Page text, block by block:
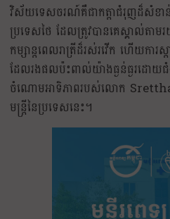
វិស័យទេសចរណ៍គឺជាកត្តាជំរុញដ៏សំខាន់
ប្រទេសថៃ ដែលត្រូវបានគេស្គាល់តាម
កម្សាន្តពេលរាត្រីដ៏រស់រវើក ហើយការ
ដែលរងផលប៉ះពាល់យ៉ាងធ្ងន់ធ្ងរដោយជំ
ចំណោមអាទិភាពរបស់លោក Srettha
មន្ត្រីនៃប្រទេសនេះ។